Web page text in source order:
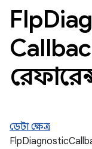
Flp
ডেটা ক্ষেত্র